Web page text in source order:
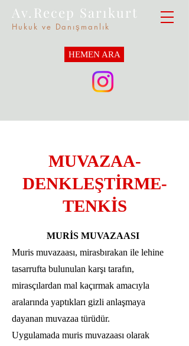
Av.Recep Sarıkurt
Hukuk ve Danışmanlık
HEMEN ARA
MUVAZAA-
DENKLEŞTİRME-
TENKİS
MURİS MUVAZAASI
Muris muvazaası, mirasbırakan ile lehine
tasarrufta bulunulan karşı tarafın,
mirasçılardan mal kaçırmak amacıyla
aralarında yaptıkları gizli anlaşmaya
dayanan muvazaa türüdür.
Uygulamada muris muvazaası olarak